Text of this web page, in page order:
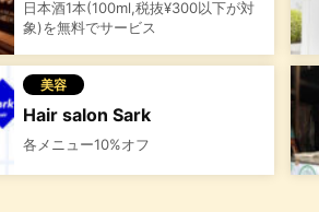
日本酒1本(100ml,税抜¥300以下が対
象)を無料でサービス
美容
Hair salon Sark
各メニュー10%オフ